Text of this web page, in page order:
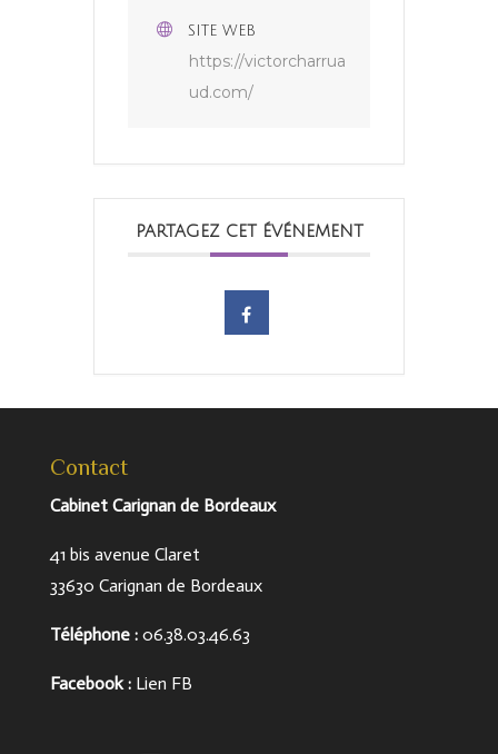
SITE WEB
https://victorcharrua
ud.com/
PARTAGEZ CET ÉVÉNEMENT
Contact
Cabinet Carignan de Bordeaux
41 bis avenue Claret
33630 Carignan de Bordeaux
Téléphone : 06.38.03.46.63
Facebook : Lien FB